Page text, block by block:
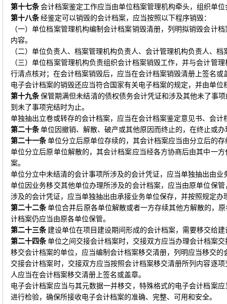
第十七条 会计档案鉴定工作应当由单位档案管理机构牵头，组织单
第十八条 经鉴定可以销毁的会计档案，应当按照以下程序销毁：
（一）单位档案管理机构编制会计档案销毁清册，列明拟销毁会计
内容。
（二）单位负责人、档案管理机构负责人、会计管理机构负责人、
（三）单位档案管理机构负责组织会计档案销毁工作，并与会计管
行清点核对；在会计档案销毁后，应当在会计档案销毁清册上签名或
电子会计档案的销毁还应当符合国家有关电子档案的规定，并由单
第十九条 保管期满但未结清的债权债务会计凭证和涉及其他未了事
到未了事项完结时为止。
单独抽出立卷或转存的会计档案，应当在会计档案鉴定意见书、会
第二十条 单位因撤销、解散、破产或其他原因而终止的，在终止或
第二十一条 单位分立后原单位存续的，其会计档案应当由分立后的
单位分立后原单位解散的，其会计档案应当经各方协商后由其中一
案。
单位分立中未结清的会计事项所涉及的会计凭证，应当单独抽出由
单位因业务移交其他单位办理所涉及的会计档案，应当由原单位保
涉及的会计凭证，应当单独抽出由承接业务单位保存，并按照规定办
第二十二条 单位合并后原各单位解散或者一方存续其他方解散的，
计档案仍应当由原各单位保管。
第二十三条 建设单位在项目建设期间形成的会计档案，需要移交给
第二十四条 单位之间交接会计档案时，交接双方应当办理会计档案交
移交会计档案的单位，应当编制会计档案移交清册，列明应当移交
交接会计档案时，交接双方应当按照会计档案移交清册所列内容逐
人应当在会计档案移交清册上签名或盖章。
电子会计档案应当与其元数据一并移交，特殊格式的电子会计档案
进行检验，确保所接收电子会计档案的准确、完整、可用和安全。